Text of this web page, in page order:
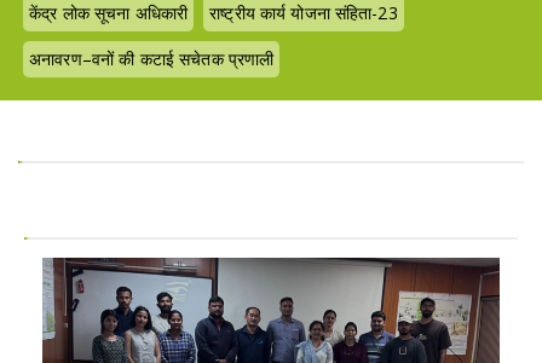
केंद्र लोक सूचना अधिकारी
राष्ट्रीय कार्य योजना संहिता-23
अनावरण–वनों की कटाई सचेतक प्रणाली